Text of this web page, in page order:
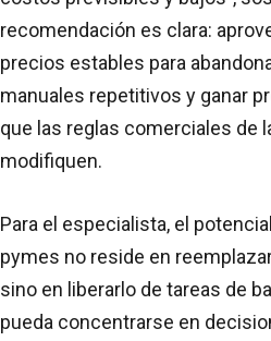
recomendación es clara:
precios estables para
manuales repetitivos y ganar
que las reglas comerciales de
modifiquen.
Para el especialista, el
pymes no reside en
sino en liberarlo de tareas de
pueda concentrarse en